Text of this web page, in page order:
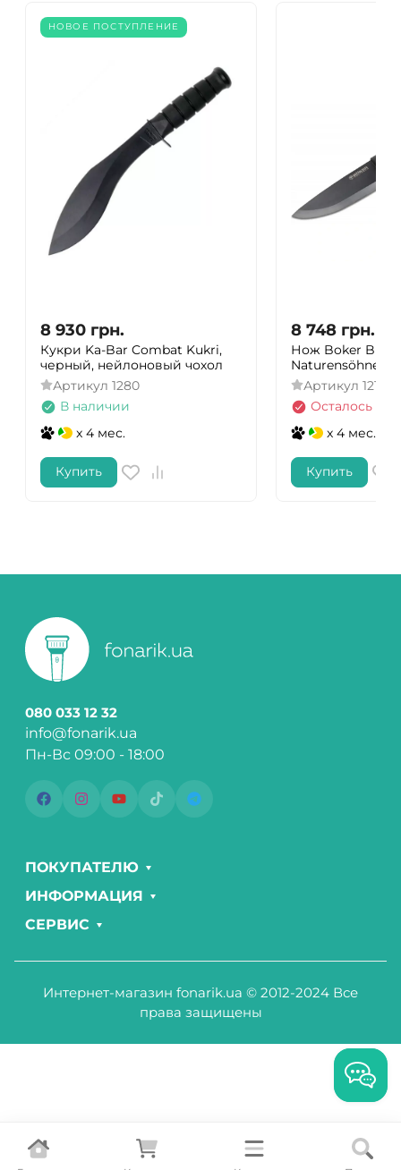
НОВОЕ ПОСТУПЛЕНИЕ
8 930 грн.
Кукри Ka-Bar Combat Kukri,
черный, нейлоновый чохол
Артикул 1280
В наличии
x 4 мес.
Купить
8 748 грн.
Нож Boker
Naturensöhne
Артикул 121506
Осталось
x 4 мес.
Купить
080 033 12 32
info@fonarik.ua
Пн-Вс 09:00 - 18:00
ПОКУПАТЕЛЮ
ИНФОРМАЦИЯ
СЕРВИС
Интернет-магазин fonarik.ua © 2012-2024 Все
права защищены